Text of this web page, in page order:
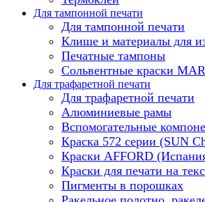
Для тампонной печати
Для тампонной печати
Клише и материалы для
Печатные тампоны
Сольвентные краски
Для трафаретной печати
Для трафаретной печати
Алюминиевые рамы
Вспомогательные
Краска 572 серии (SUN
Краски AFFORD
Краски для печати на
Пигменты в порошках